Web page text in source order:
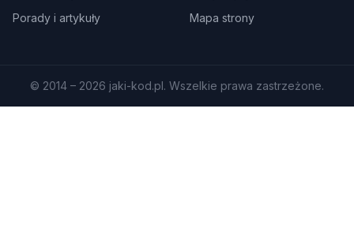
Porady i artykuły
Mapa strony
© 2014 – 2026 jaki-kod.pl. Wszelkie prawa zastrzeżone.